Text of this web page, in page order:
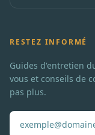
RESTEZ INFORMÉ
Guides d'entretien
vous et conseils de
pas plus.